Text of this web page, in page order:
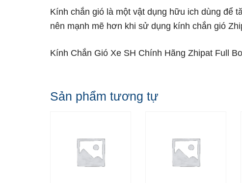
Kính chắn gió là một vật dụng hữu ich dùng để
nên mạnh mẽ hơn khi sử dụng kính chắn gió
Kính Chắn Gió Xe SH Chính Hãng Zhipat Full
Sản phẩm tương tự